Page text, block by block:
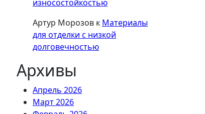
износостойкостью
Артур Морозов к Материалы
для отделки с низкой
долговечностью
Архивы
Апрель 2026
Март 2026